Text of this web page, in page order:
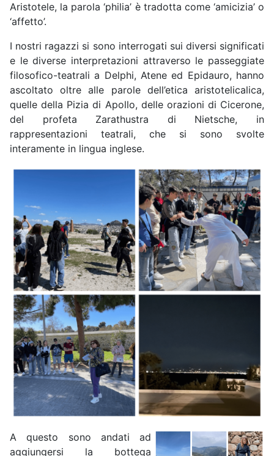
Aristotele, la parola ‘philia’ è tradotta come ‘amicizia’ o
‘affetto’.
I nostri ragazzi si sono interrogati sui diversi significati
e le diverse interpretazioni attraverso le passeggiate
filosofico-teatrali a Delphi, Atene ed Epidauro, hanno
ascoltato oltre alle parole dell’etica aristotelicalica,
quelle della Pizia di Apollo, delle orazioni di Cicerone,
del profeta Zarathustra di Nietsche, in
rappresentazioni teatrali, che si sono svolte
interamente in lingua inglese.
A questo sono andati ad
aggiungersi la bottega